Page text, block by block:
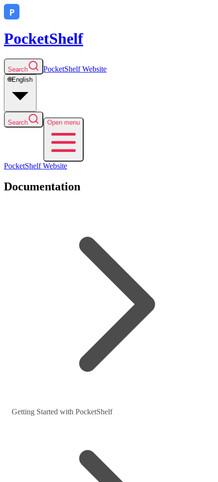
PocketShelf
Search PocketShelfWebsite
🌐English
Search Open menu
PocketShelfWebsite
Documentation
Getting Started with PocketShelf